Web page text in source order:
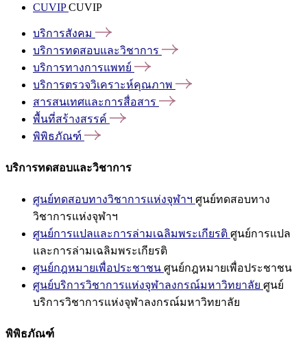
CUVIPCUVIP
บริการสังคม
บริการทดสอบและวิชาการ
บริการทางการแพทย์
บริการตรวจวิเคราะห์คุณภาพ
สารสนเทศและการสื่อสาร
พื้นที่สร้างสรรค์
พิพิธภัณฑ์
บริการทดสอบและวิชาการ
ศูนย์ทดสอบทางวิชาการแห่งจุฬาฯ ศูนย์ทดสอบทาง
วิชาการแห่งจุฬาฯ
ศูนย์การแปลและการล่ามเฉลิมพระเกียรติ ศูนย์การแปล
และการล่ามเฉลิมพระเกียรติ
ศูนย์กฎหมายเพื่อประชาชน ศูนย์กฎหมายเพื่อประชาชน
ศูนย์บริการวิชาการแห่งจุฬาลงกรณ์มหาวิทยาลัย ศูนย์
บริการวิชาการแห่งจุฬาลงกรณ์มหาวิทยาลัย
พิพิธภัณฑ์